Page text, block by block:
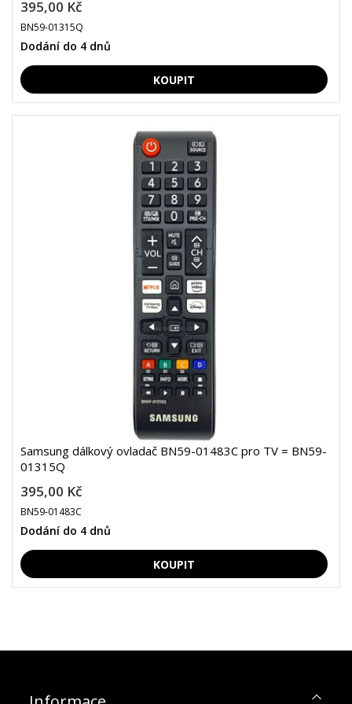
395,00 Kč
BN59-01315Q
Dodání do 4 dnů
Samsung dálkový ovladač BN59-01483C pro TV = BN59-
01315Q
395,00 Kč
BN59-01483C
Dodání do 4 dnů